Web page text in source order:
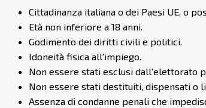
Cittadinanza italiana o dei Paesi UE, o
Età non inferiore a 18 anni.
Godimento dei diritti civili e politici.
Idoneità fisica all'impiego.
Non essere stati esclusi dall'elettorato
Non essere stati destituiti, dispensati o
Assenza di condanne penali che